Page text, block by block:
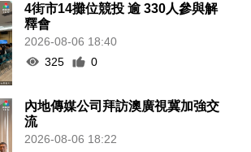
4街市14攤位競投 逾 330人參與解
釋會
2026-08-06 18:40
325
0
內地傳媒公司拜訪澳廣視冀加強交
流
2026-08-06 18:22